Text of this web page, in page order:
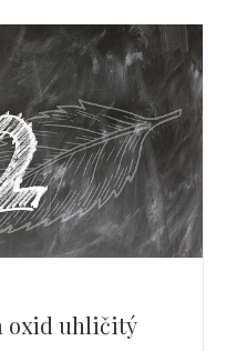
oxid uhličitý